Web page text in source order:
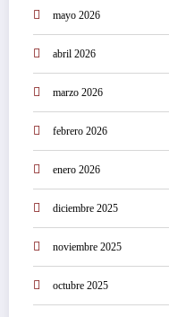
mayo 2026
abril 2026
marzo 2026
febrero 2026
enero 2026
diciembre 2025
noviembre 2025
octubre 2025